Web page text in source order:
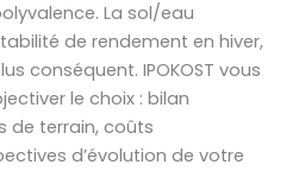
La sol/eau
de rendement en hiver,
conséquent. IPOKOST vous
le choix : bilan
de terrain, coûts
d’évolution de votre